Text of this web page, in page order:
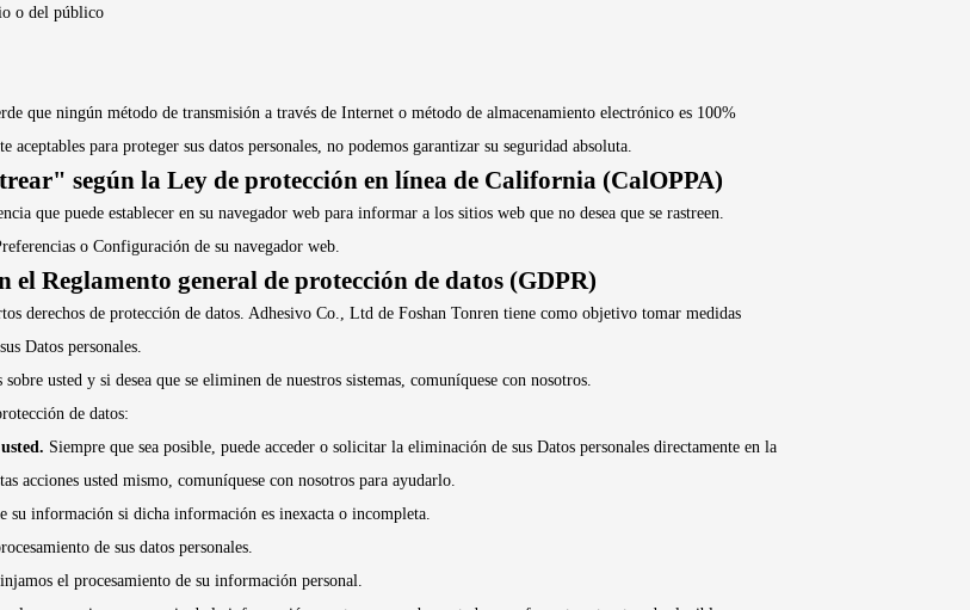
o del público
que ningún método de transmisión a través de Internet o método de almacenamiento electrónico es 100%
para proteger sus datos personales, no podemos garantizar su seguridad absoluta.
según la Ley de protección en línea de California (CalOPPA)
que puede establecer en su navegador web para informar a los sitios web que no desea que se rastreen.
o Configuración de su navegador web.
el Reglamento general de protección de datos (GDPR)
derechos de protección de datos. Adhesivo Co., Ltd de Foshan Tonren tiene como objetivo tomar medidas
Datos personales.
usted y si desea que se eliminen de nuestros sistemas, comuníquese con nosotros.
de datos:
Siempre que sea posible, puede acceder o solicitar la eliminación de sus Datos personales directamente en la
acciones usted mismo, comuníquese con nosotros para ayudarlo.
su información si dicha información es inexacta o incompleta.
de sus datos personales.
el procesamiento de su información personal.